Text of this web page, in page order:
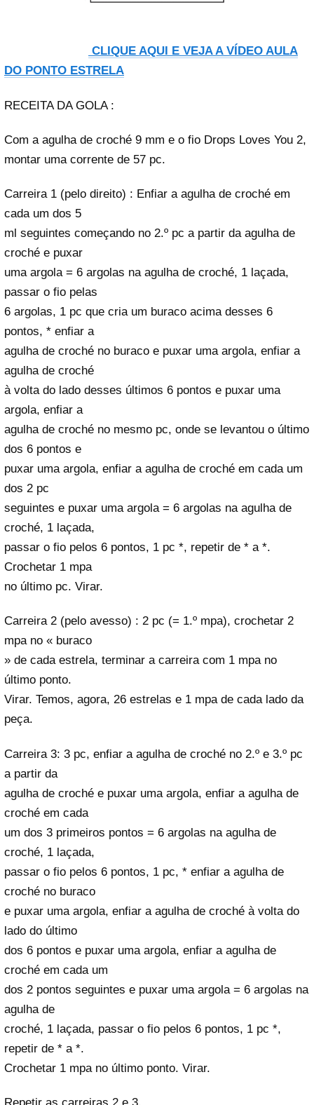
CLIQUE AQUI E VEJA A VÍDEO AULA
DO PONTO ESTRELA
RECEITA DA GOLA :
Com a agulha de croché 9 mm e o fio Drops Loves You 2,
montar uma corrente de 57 pc.
Carreira 1 (pelo direito) : Enfiar a agulha de croché em
cada um dos 5
ml seguintes começando no 2.º pc a partir da agulha de
croché e puxar
uma argola = 6 argolas na agulha de croché, 1 laçada,
passar o fio pelas
6 argolas, 1 pc que cria um buraco acima desses 6
pontos, * enfiar a
agulha de croché no buraco e puxar uma argola, enfiar a
agulha de croché
à volta do lado desses últimos 6 pontos e puxar uma
argola, enfiar a
agulha de croché no mesmo pc, onde se levantou o último
dos 6 pontos e
puxar uma argola, enfiar a agulha de croché em cada um
dos 2 pc
seguintes e puxar uma argola = 6 argolas na agulha de
croché, 1 laçada,
passar o fio pelos 6 pontos, 1 pc *, repetir de * a *.
Crochetar 1 mpa
no último pc. Virar.
Carreira 2 (pelo avesso) : 2 pc (= 1.º mpa), crochetar 2
mpa no « buraco
» de cada estrela, terminar a carreira com 1 mpa no
último ponto.
Virar. Temos, agora, 26 estrelas e 1 mpa de cada lado da
peça.
Carreira 3: 3 pc, enfiar a agulha de croché no 2.º e 3.º pc
a partir da
agulha de croché e puxar uma argola, enfiar a agulha de
croché em cada
um dos 3 primeiros pontos = 6 argolas na agulha de
croché, 1 laçada,
passar o fio pelos 6 pontos, 1 pc, * enfiar a agulha de
croché no buraco
e puxar uma argola, enfiar a agulha de croché à volta do
lado do último
dos 6 pontos e puxar uma argola, enfiar a agulha de
croché em cada um
dos 2 pontos seguintes e puxar uma argola = 6 argolas na
agulha de
croché, 1 laçada, passar o fio pelos 6 pontos, 1 pc *,
repetir de * a *.
Crochetar 1 mpa no último ponto. Virar.